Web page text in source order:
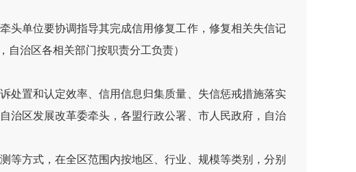
头单位要协调指导其完成信用修复工作，修复相关失信记
治区各相关部门按职责分工负责）
处置和认定效率、信用信息归集质量、失信惩戒措施落实
治区发展改革委牵头，各盟行政公署、市人民政府，自治
等方式，在全区范围内按地区、行业、规模等类别，分别